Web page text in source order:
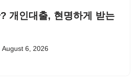
개인대출, 현명하게 받는
August 6, 2026